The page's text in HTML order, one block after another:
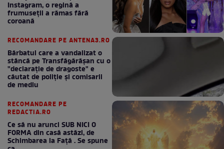
Instagram, o regină a
frumuseții a rămas fără
coroană
RECOMANDARE PE ANTENA3.RO
Bărbatul care a vandalizat o
stâncă pe Transfăgărășan cu o
"declaraţie de dragoste" e
căutat de poliție și comisarii
de mediu
RECOMANDARE PE
REDACTIA.RO
Ce să nu arunci SUB NICI O
FORMA din casă astăzi, de
Schimbarea la Față . Se spune